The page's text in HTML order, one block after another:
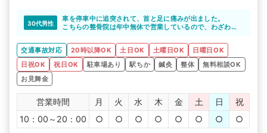
30代男性
車を停車中に追突されて、首と足に痛みが出ました。
こちらの整骨院は年中無休で営業しているので、わざわざ
交通事故対応
20時以降OK 土日OK 土曜日OK
日曜日OK
日祝OK
祝日OK 駐車場あり 駅ちか 鍼灸 整体
無料相談OK
お見舞金
営業時間 月 火 水 木 金 土 日
祝
10：00～20：00
○ ○ ○ ○ ○ ○ ○ ○